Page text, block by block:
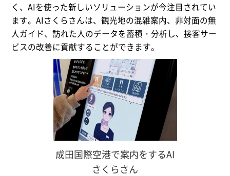
く、AIを使った新しいソリューションが今注目されてい
ます。AIさくらさんは、観光地の混雑案内、非対面の無
人ガイド、訪れた人のデータを蓄積・分析し、接客サー
ビスの改善に貢献することができます。
成田国際空港で案内をするAI
さくらさん